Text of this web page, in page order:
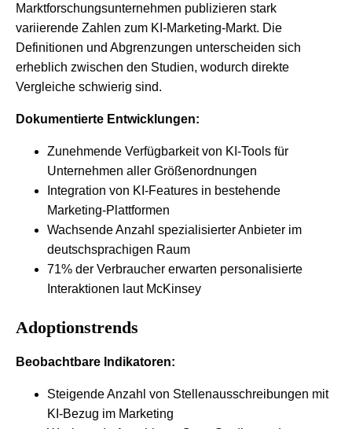
Marktforschungsunternehmen publizieren stark
variierende Zahlen zum KI-Marketing-Markt. Die
Definitionen und Abgrenzungen unterscheiden sich
erheblich zwischen den Studien, wodurch direkte
Vergleiche schwierig sind.
Dokumentierte Entwicklungen:
Zunehmende Verfügbarkeit von KI-Tools für
Unternehmen aller Größenordnungen
Integration von KI-Features in bestehende
Marketing-Plattformen
Wachsende Anzahl spezialisierter Anbieter im
deutschsprachigen Raum
71% der Verbraucher erwarten personalisierte
Interaktionen laut McKinsey
Adoptionstrends
Beobachtbare Indikatoren:
Steigende Anzahl von Stellenausschreibungen mit
KI-Bezug im Marketing